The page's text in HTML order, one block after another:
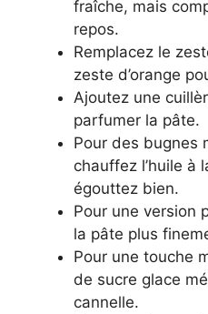
fraîche, mais
repos.
Remplacez le
zeste d’orange
Ajoutez une
parfumer la pâte.
Pour des bugnes
chauffez l’huile à
égouttez bien.
Pour une version
la pâte plus
Pour une touche
de sucre glace
cannelle.